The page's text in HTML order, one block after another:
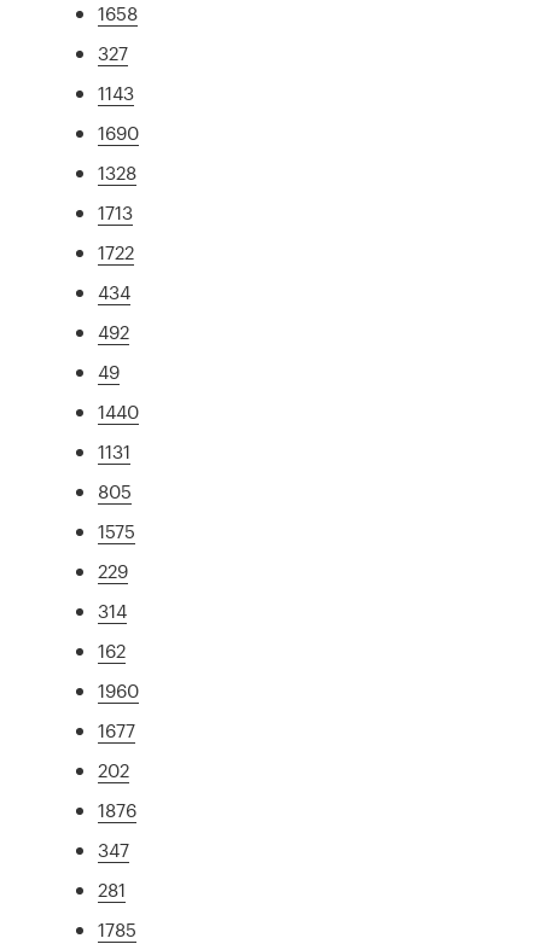
1658
327
1143
1690
1328
1713
1722
434
492
49
1440
1131
805
1575
229
314
162
1960
1677
202
1876
347
281
1785